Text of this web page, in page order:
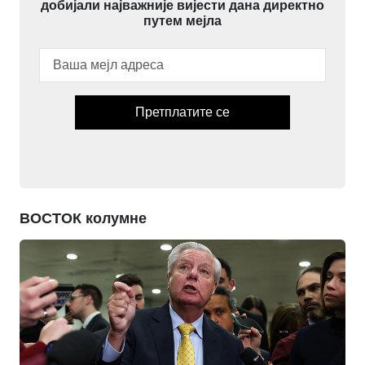
добијали најважније вијести дана директно
путем мејла
Претплатите се
ВОСТОК колумне